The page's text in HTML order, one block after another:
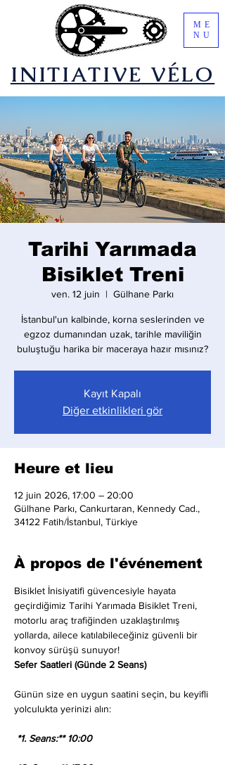
​INITIATIVE VÉLO
ME
NU
Tarihi Yarımada
Bisiklet Treni
ven. 12 juin
  |
Gülhane Parkı
İstanbul'un kalbinde, korna seslerinden ve
egzoz dumanından uzak, tarihle maviliğin
buluştuğu harika bir maceraya hazır mısınız?
Kayıt Kapalı
Diğer etkinlikleri gör
Heure et lieu
12 juin 2026, 17:00 – 20:00
Gülhane Parkı, Cankurtaran, Kennedy Cad.,
34122 Fatih/İstanbul, Türkiye
À propos de l'événement
Bisiklet İnisiyatifi güvencesiyle hayata
geçirdiğimiz Tarihi Yarımada Bisiklet Treni,
motorlu araç trafiğinden uzaklaştırılmış
yollarda, ailece katılabileceğiniz güvenli bir
konvoy sürüşü sunuyor!
Sefer Saatleri (Günde 2 Seans)
Günün size en uygun saatini seçin, bu keyifli
yolculukta yerinizi alın:
*1. Seans:** 10:00